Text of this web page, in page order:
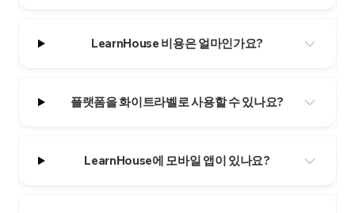
LearnHouse 비용은 얼마인가요?
플랫폼을 화이트라벨로 사용할 수 있나요?
LearnHouse에 모바일 앱이 있나요?